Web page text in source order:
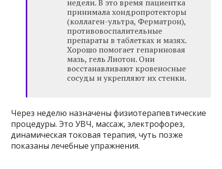
недели. В это время пациентка
принимала хондропротекторы
(коллаген-ультра, Ферматрон),
противовоспалительные
препараты в таблетках и мазях.
Хорошо помогает гепариновая
мазь, гель Лиотон. Они
восстанавливают кровеносные
сосуды и укрепляют их стенки.
Через неделю назначены физиотерапевтические
процедуры. Это УВЧ, массаж, электрофорез,
динамическая токовая терапия, чуть позже
показаны лечебные упражнения.